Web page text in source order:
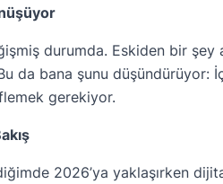
durumda. Eskiden bir
da bana şunu
gerekiyor.
2026’ya yaklaşırken